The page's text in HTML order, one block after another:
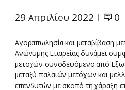
29 Απριλίου 2022 0
Αγοραπωλησία και μεταβίβαση
Ανώνυμης Εταιρείας δυνάμει
μετοχών συνοδευόμενο από
μεταξύ παλαιών μετόχων και
επενδυτών με σκοπό τη χάραξη